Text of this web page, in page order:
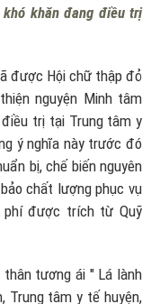
khăn đang điều trị
được Hội chữ thập đỏ
nguyện Minh tâm
trị tại Trung tâm y
ý nghĩa này trước đó
bị, chế biến nguyên
chất lượng phục vụ
phí được trích từ Quỹ
tương ái " Lá lành
Trung tâm y tế huyện,